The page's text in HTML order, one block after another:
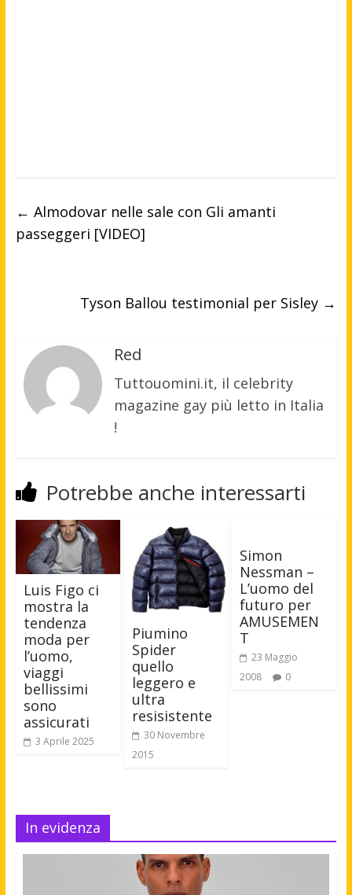
← Almodovar nelle sale con Gli amanti
passeggeri [VIDEO]
Tyson Ballou testimonial per Sisley →
Red
Tuttouomini.it, il celebrity
magazine gay più letto in Italia
!
Potrebbe anche interessarti
Luis Figo ci
mostra la
tendenza
moda per
l’uomo,
viaggi
bellissimi
sono
assicurati
3 Aprile 2025
Piumino
Spider
quello
leggero e
ultra
resisistente
30 Novembre
2015
Simon
Nessman –
L’uomo del
futuro per
AMUSEMEN
T
23 Maggio
2008
0
In evidenza